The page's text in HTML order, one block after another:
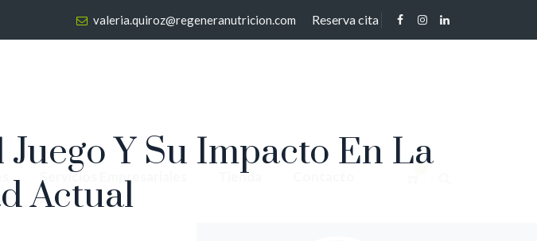
valeria.quiroz@regeneranutricion.com Reserva cita
Servicios Empresariales Tienda
Y Su Impacto En La
Actual